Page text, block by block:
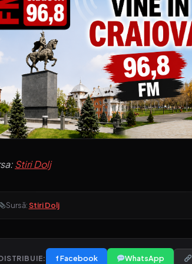
Stiri Dolj
Sursă:Stiri Dolj
f Facebook WhatsApp